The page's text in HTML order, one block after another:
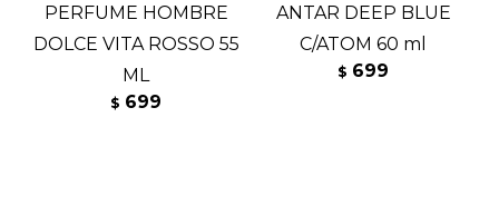
PERFUME HOMBRE
DOLCE VITA ROSSO 55
ML
$ 699
ANTAR DEEP BLUE
C/ATOM 60 ml
$ 699